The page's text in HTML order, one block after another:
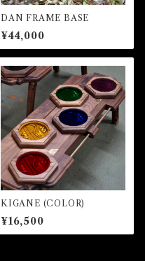
DAN FRAME BASE
¥44,000
KIGANE (COLOR)
¥16,500